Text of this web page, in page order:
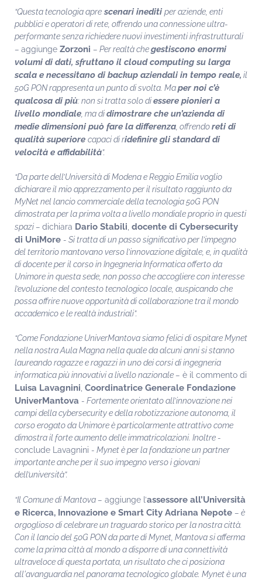
“Questa tecnologia apre scenari ineditiper aziende, enti
pubblici e operatori di rete, offrendo una connessione ultra-
performante senza richiedere nuovi investimenti infrastrutturali
– aggiunge Zorzoni – Per realtà chegestiscono enormi
volumi di dati, sfruttano il cloud computing su larga
scala e necessitano di backup aziendali in tempo reale, il
50G PON rappresenta un punto di svolta. Maper noi c’è
qualcosa di più: non si tratta solo diessere pionieri a
livello mondiale, ma didimostrare che un’azienda di
medie dimensioni può fare la differenza, offrendoreti di
qualità superiore capaci di ridefinire gli standard di
velocità e affidabilità”.
“Da parte dell’Università di Modena e Reggio Emilia voglio
dichiarare il mio apprezzamento per il risultato raggiunto da
MyNet nel lancio commerciale della tecnologia 50G PON
dimostrata per la prima volta a livello mondiale proprio in questi
spazi – dichiara Dario Stabili, docente di Cybersecurity
di UniMore - Si tratta di un passo significativo per l’impegno
del territorio mantovano verso l’innovazione digitale, e, in qualità
di docente per il corso in Ingegneria Informatica offerto da
Unimore in questa sede, non posso che accogliere con interesse
l’evoluzione del contesto tecnologico locale, auspicando che
possa offrire nuove opportunità di collaborazione tra il mondo
accademico e le realtà industriali”.
“Come Fondazione UniverMantova siamo felici di ospitare Mynet
nella nostra Aula Magna nella quale da alcuni anni si stanno
laureando ragazze e ragazzi in uno dei corsi di ingegneria
informatica più innovativi a livello nazionale – è il commento di
Luisa Lavagnini, Coordinatrice Generale Fondazione
UniverMantova - Fortemente orientato all’innovazione nei
campi della cybersecurity e della robotizzazione autonoma, il
corso erogato da Unimore è particolarmente attrattivo come
dimostra il forte aumento delle immatricolazioni. Inoltre -
conclude Lavagnini - Mynet è per la fondazione un partner
importante anche per il suo impegno verso i giovani
dell’università”.
“Il Comune di Mantova – aggiunge l’assessore all’Università
e Ricerca, Innovazione e Smart City Adriana Nepote – è
orgoglioso di celebrare un traguardo storico per la nostra città.
Con il lancio del 50G PON da parte di Mynet, Mantova si afferma
come la prima città al mondo a disporre di una connettività
ultraveloce di questa portata, un risultato che ci posiziona
all'avanguardia nel panorama tecnologico globale. Mynet è una